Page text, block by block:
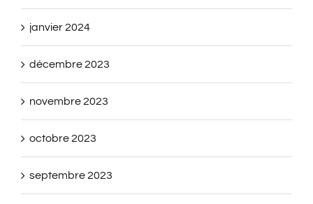
janvier 2024
décembre 2023
novembre 2023
octobre 2023
septembre 2023